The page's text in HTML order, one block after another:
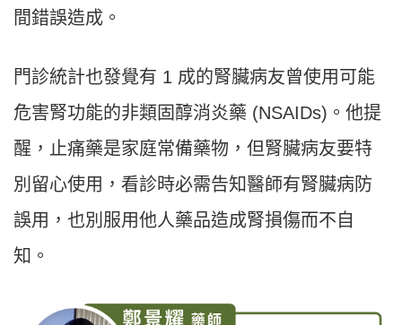
間錯誤造成。
門診統計也發覺有 1 成的腎臟病友曾使用可能
危害腎功能的非類固醇消炎藥 (NSAIDs)。他提
醒，止痛藥是家庭常備藥物，但腎臟病友要特
別留心使用，看診時必需告知醫師有腎臟病防
誤用，也別服用他人藥品造成腎損傷而不自
知。